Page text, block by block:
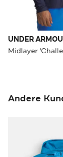
UNDER
Andere